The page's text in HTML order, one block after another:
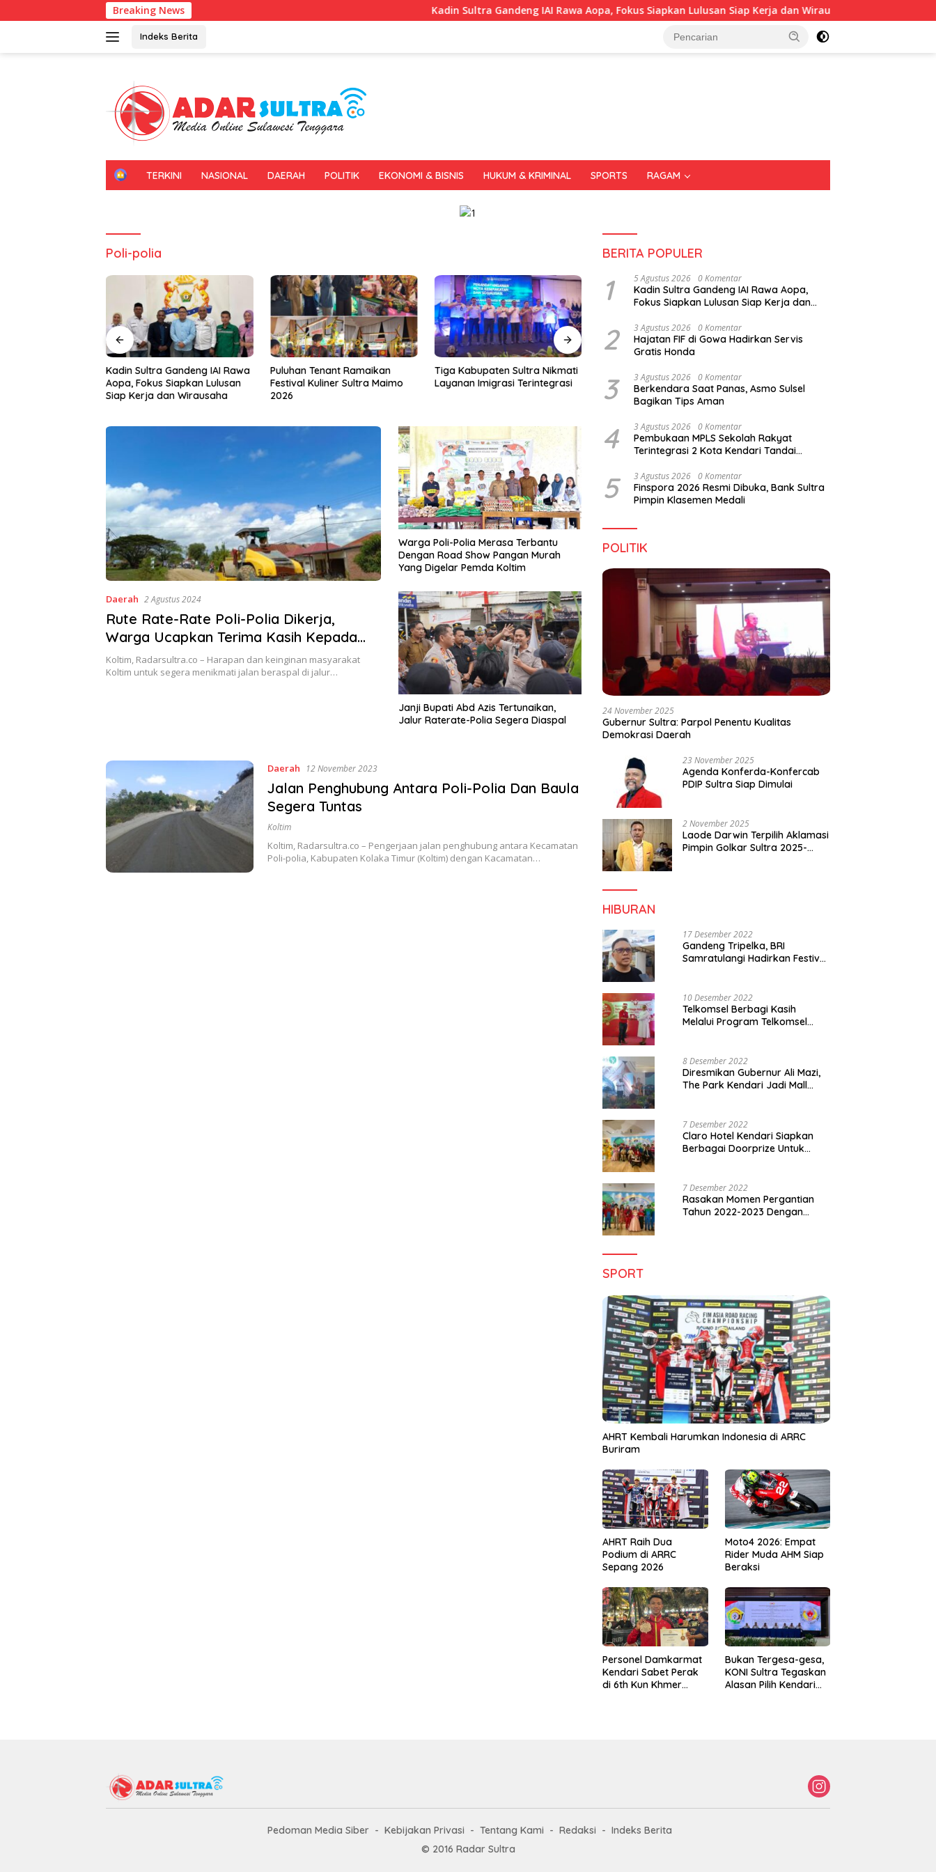
ke
Breaking News Kadin Sultra Gandeng IAI Rawa Aopa, Fokus Siapkan Lulusan Siap Kerja dan Wirausaha
Indeks Berita
H
TERKINI NASIONAL DAERAH POLITIK EKONOMI & BISNIS HUKUM & KRIMINAL SPORTS RAGAM
Poli-polia
Puluhan Tenant Ramaikan
Festival Kuliner Sultra Maimo
2026
Tiga Kabupaten Sultra Nikmati
Layanan Imigrasi Terintegrasi
Harapan Tidak Mengenal
Batas Negara
Sultra Terus Maju, Namun
Infrastruktur Pariwisata dan
Perikanan Masih Jadi
Tantangan
Bank Sultra Pimpin Klasemen
Medali
Daerah 2 Agustus 2024
Rute Rate-Rate Poli-Polia Dikerja,
Warga Ucapkan Terima Kasih Kepada
Bupati Abd Azis
Koltim, Radarsultra.co – Harapan dan keinginan masyarakat
Koltim untuk segera menikmati jalan beraspal di jalur…
Warga Poli-Polia Merasa Terbantu
Dengan Road Show Pangan Murah
Yang Digelar Pemda Koltim
Janji Bupati Abd Azis Tertunaikan,
Jalur Raterate-Polia Segera Diaspal
Daerah 12 November 2023
Jalan Penghubung Antara Poli-Polia Dan Baula
Segera Tuntas
Koltim
Koltim, Radarsultra.co – Pengerjaan jalan penghubung antara Kecamatan
Poli-polia, Kabupaten Kolaka Timur (Koltim) dengan Kacamatan…
BERITA POPULER
1 5 Agustus 2026 0 Komentar
Kadin Sultra Gandeng IAI Rawa Aopa,
Fokus Siapkan Lulusan Siap Kerja dan
2 3 Agustus 2026 0 Komentar
Hajatan FIF di Gowa Hadirkan Servis
Gratis Honda
3 3 Agustus 2026 0 Komentar
Berkendara Saat Panas, Asmo Sulsel
Bagikan Tips Aman
4 3 Agustus 2026 0 Komentar
Pembukaan MPLS Sekolah Rakyat
Terintegrasi 2 Kota Kendari Tandai
5 3 Agustus 2026 0 Komentar
Finspora 2026 Resmi Dibuka, Bank Sultra
Pimpin Klasemen Medali
POLITIK
24 November 2025
Gubernur Sultra: Parpol Penentu Kualitas
Demokrasi Daerah
23 November 2025
Agenda Konferda-Konfercab
PDIP Sultra Siap Dimulai
2 November 2025
Laode Darwin Terpilih Aklamasi
Pimpin Golkar Sultra 2025-
HIBURAN
17 Desember 2022
Gandeng Tripelka, BRI
Samratulangi Hadirkan Festival
10 Desember 2022
Telkomsel Berbagi Kasih
Melalui Program Telkomsel
8 Desember 2022
Diresmikan Gubernur Ali Mazi,
The Park Kendari Jadi Mall
7 Desember 2022
Claro Hotel Kendari Siapkan
Berbagai Doorprize Untuk
7 Desember 2022
Rasakan Momen Pergantian
Tahun 2022-2023 Dengan
SPORT
AHRT Kembali Harumkan Indonesia di ARRC
Buriram
AHRT Raih Dua
Podium di ARRC
Sepang 2026
Moto4 2026: Empat
Rider Muda AHM Siap
Beraksi
Personel Damkarmat
Kendari Sabet Perak
di 6th Kun Khmer
Bukan Tergesa-gesa,
KONI Sultra Tegaskan
Alasan Pilih Kendari
Pedoman Media Siber Kebijakan Privasi Tentang Kami Redaksi
Indeks Berita
© 2016 Radar Sultra